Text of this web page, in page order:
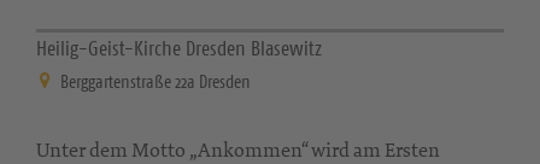
Heilig-Geist-Kirche Dresden Blasewitz
Berggartenstraße 22a Dresden
Unter dem Motto „Ankommen“ wird am Ersten